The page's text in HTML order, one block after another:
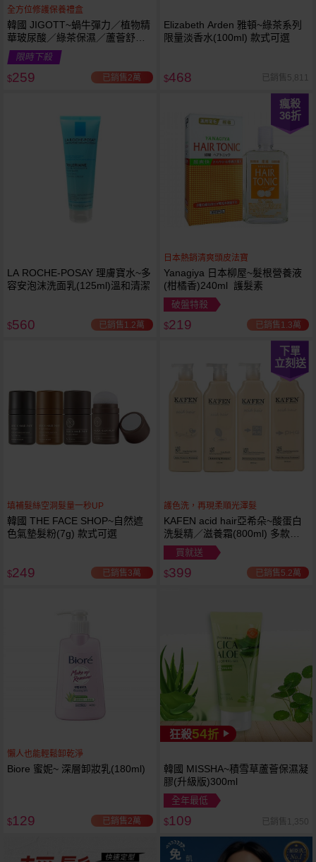
全方位修護保養禮盒
韓國 JIGOTT~蝸牛彈力／植物精
華玻尿酸／綠茶保濕／蘆薈舒緩
修復 禮盒(5件組) 款式可選 化妝
水+乳液+面霜
限時下殺
$259 已銷售2萬
Elizabeth Arden 雅頓~綠茶系列
限量淡香水(100ml) 款式可選
$468 已銷售5,811
LA ROCHE-POSAY 理膚寶水~多
容安泡沫洗面乳(125ml)溫和清潔
$560 已銷售1.2萬
瘋殺
36折
日本熱銷清爽頭皮法寶
Yanagiya 日本柳屋~髮根營養液
(柑橘香)240ml 護髮素
破盤特殺
$219 已銷售1.3萬
填補髮絲空洞髮量一秒UP
韓國 THE FACE SHOP~自然遮
色氣墊髮粉(7g) 款式可選
$249 已銷售3萬
下單
立刻送
護色洗，再現柔順光澤髮
KAFEN acid hair亞希朵~酸蛋白
洗髮精／滋養霜(800ml) 多款可
選
買就送
$399 已銷售5.2萬
懶人也能輕鬆卸乾淨
Biore 蜜妮~ 深層卸妝乳(180ml)
$129 已銷售2萬
狂殺54折
韓國 MISSHA~積雪草蘆薈保濕凝
膠(升級版)300ml
全年最低
$109 已銷售1,350